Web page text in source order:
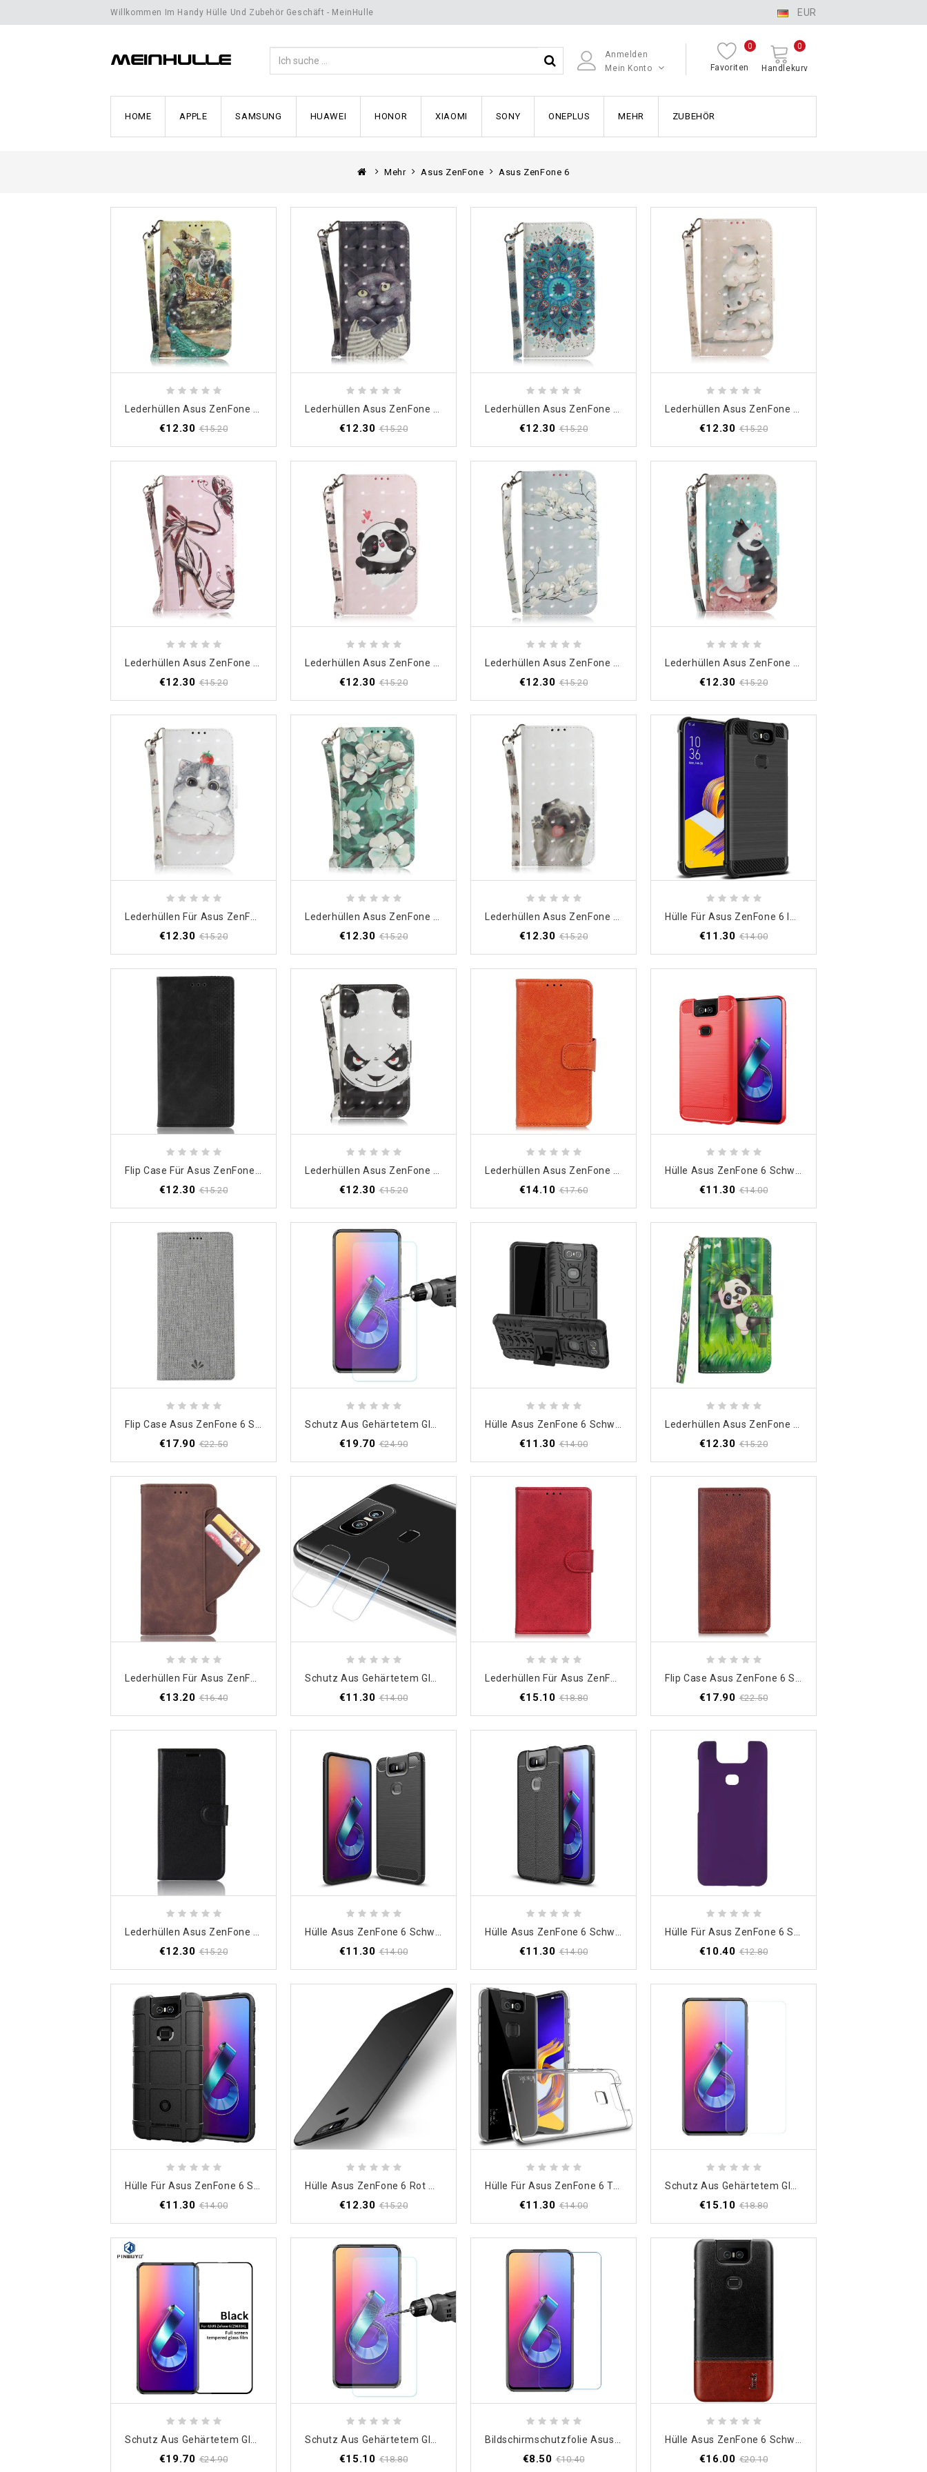
EUR
Willkommen Im Handy Hülle Und Zubehör Geschäft - MeinHulle
Anmelden
Mein Konto
0
Favoriten
0
Handlekurv
HOME APPLE SAMSUNG HUAWEI HONOR XIAOMI SONY ONEPLUS MEHR ZUBEHÖR
Mehr Asus ZenFone Asus ZenFone 6
€12.30 €15.20 €12.30 €15.20 €12.30 €15.20 €12.30 €15.20
€12.30 €15.20 €12.30 €15.20 €12.30 €15.20 €12.30 €15.20
€12.30 €15.20 €12.30 €15.20 €12.30 €15.20 €11.30 €14.00
€12.30 €15.20 €12.30 €15.20 €14.10 €17.60 €11.30 €14.00
€17.90 €22.50 €19.70 €24.90 €11.30 €14.00 €12.30 €15.20
€13.20 €16.40 €11.30 €14.00 €15.10 €18.80 €17.90 €22.50
€12.30 €15.20 €11.30 €14.00 €11.30 €14.00 €10.40 €12.80
€11.30 €14.00 €12.30 €15.20
Hülle Für Asus ZenFone 6 Transparentes Imak
€11.30 €14.00 €15.10 €18.80
€19.70 €24.90 €15.10 €18.80 €8.50 €10.40 €16.00 €20.10